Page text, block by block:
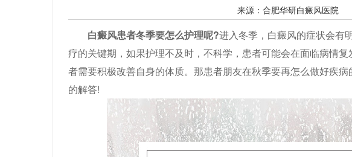
来源：合肥华研白癜风医院
白癜风患者冬季要怎么护理呢?进入冬季，白癜风的症状会有
疗的关键期，如果护理不及时，不科学，患者可能会在面临病情
者需要积极改善自身的体质。那患者朋友在秋季要再怎么做好疾
的解答!